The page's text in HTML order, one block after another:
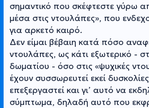
σημαντικό που σκέφτεστε γύρω
μέσα στις ντουλάπες», που
για αρκετό καιρό.
Δεν είμαι βέβαιη κατά πόσο
ντουλάπες, ως κάτι εξωτερικό -
δωματίου - όσο στις «ψυχικές
έχουν συσσωρευτεί εκεί
επεξεργαστεί και γι’ αυτό να
σύμπτωμα, δηλαδή αυτό που